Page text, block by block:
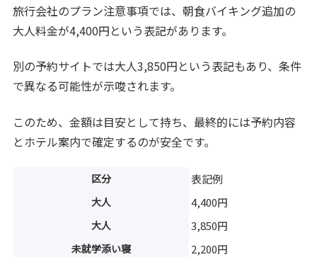
旅行会社のプラン注意事項では、朝食バイキング追加の
大人料金が4,400円という表記があります。
別の予約サイトでは大人3,850円という表記もあり、条件
で異なる可能性が示唆されます。
このため、金額は目安として持ち、最終的には予約内容
とホテル案内で確定するのが安全です。
区分 表記例
大人 4,400円
大人 3,850円
未就学添い寝 2,200円